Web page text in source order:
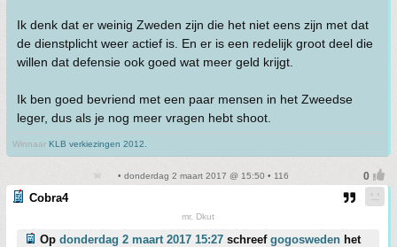
Ik denk dat er weinig Zweden zijn die het niet eens zijn met dat
de dienstplicht weer actief is. En er is een redelijk groot deel die
willen dat defensie ook goed wat meer geld krijgt.
Ik ben goed bevriend met een paar mensen in het Zweedse
leger, dus als je nog meer vragen hebt shoot.
Winnaar KLB verkiezingen 2012.
• donderdag 2 maart 2017 @ 15:50 • 116
Cobra4
mr. Dkut
Op donderdag 2 maart 2017 15:27 schreef gogosweden het